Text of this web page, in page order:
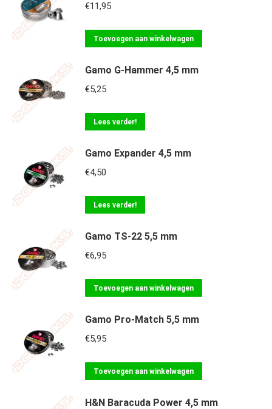
€11,95
Toevoegen aan winkelwagen
Gamo G-Hammer 4,5 mm
€5,25
Lees verder!
Gamo Expander 4,5 mm
€4,50
Lees verder!
Gamo TS-22 5,5 mm
€6,95
Toevoegen aan winkelwagen
Gamo Pro-Match 5,5 mm
€5,95
Toevoegen aan winkelwagen
H&N Baracuda Power 4,5 mm